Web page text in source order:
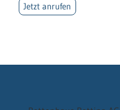
Jetzt anrufen